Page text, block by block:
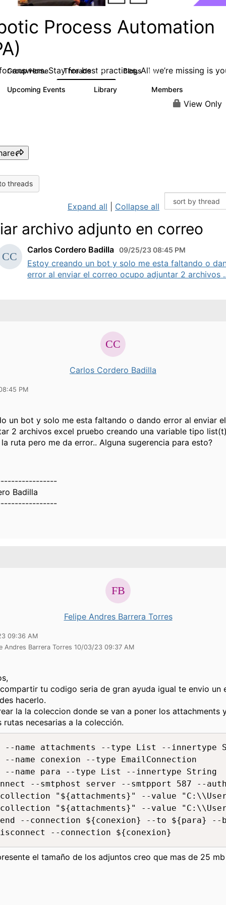
Process Automation
answers. Stay for best practices. All we’re missing is
Group Home Threads 2K Blogs 156
Upcoming Events Library Members
View Only
threads
Expand all Collapse all
archivo adjunto en correo
Carlos Cordero Badilla 09/25/23 08:45 PM
Estoy creando un bot y solo me esta faltando o
error al enviar el correo ocupo adjuntar 2 archivos
Carlos Cordero Badilla
PM
un bot y solo me esta faltando o dando error al enviar
2 archivos excel pruebo creando una variable tipo
ruta pero me da error.. Alguna sugerencia para esto?
Badilla
Felipe Andres Barrera Torres
09:36 AM
Andres Barrera Torres 10/03/23 09:37 AM
tu codigo seria de gran ayuda igual te envio un
hacerlo.
la la coleccion donde se van a poner los attachments
rutas necesarias a la colección.
--name attachments --type List --innertype
--name conexion --type EmailConnection
--name para --type List --innertype String
--smtphost server --smtpport 587 --
"${attachments}" --value
"${attachments}" --value
--connection ${conexion} --to ${para} --
--connection ${conexion}
el tamaño de los adjuntos creo que mas de 25